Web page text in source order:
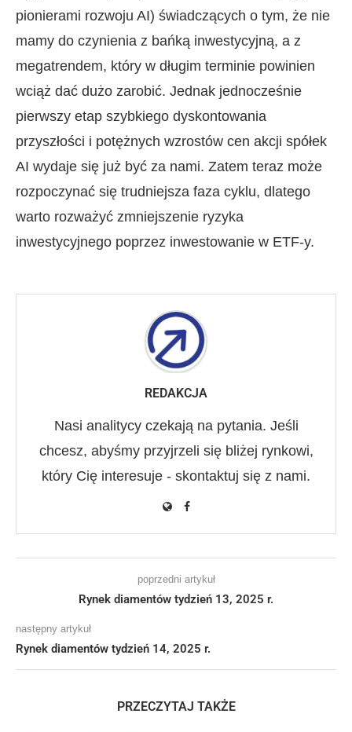
pionierami rozwoju AI) świadczących o tym, że nie
mamy do czynienia z bańką inwestycyjną, a z
megatrendem, który w długim terminie powinien
wciąż dać dużo zarobić. Jednak jednocześnie
pierwszy etap szybkiego dyskontowania
przyszłości i potężnych wzrostów cen akcji spółek
AI wydaje się już być za nami. Zatem teraz może
rozpoczynać się trudniejsza faza cyklu, dlatego
warto rozważyć zmniejszenie ryzyka
inwestycyjnego poprzez inwestowanie w ETF-y.
REDAKCJA
Nasi analitycy czekają na pytania. Jeśli
chcesz, abyśmy przyjrzeli się bliżej rynkowi,
który Cię interesuje - skontaktuj się z nami.
poprzedni artykuł
Rynek diamentów tydzień 13, 2025 r.
następny artykuł
Rynek diamentów tydzień 14, 2025 r.
PRZECZYTAJ TAKŻE